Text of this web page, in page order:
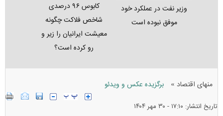
وزیر نفت در عملکرد خود
موفق نبوده است
کابوس ۹۶ درصدی
شاخص فلاکت چگونه
معیشت ایرانیان را زیر و
رو کرده است؟
منهای اقتصاد » برگزیده عکس و ویدئو
تاریخ انتشار: ۱۷:۱۰ - ۳۰ مهر ۱۴۰۴